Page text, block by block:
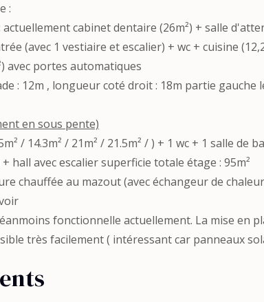
:
cabinet dentaire (26m²) + salle
(avec 1 vestiaire et escalier) + wc + cuisine
avec portes automatiques
: 12m , longueur coté droit : 18m partie
en sous pente)
/ 14.3m² / 21m² / 21.5m² / ) + 1 wc + 1 salle de
hall avec escalier superficie totale étage : 95m²
chauffée au mazout (avec échangeur de
fonctionnelle actuellement. La mise en
très facilement ( intéressant car panneaux